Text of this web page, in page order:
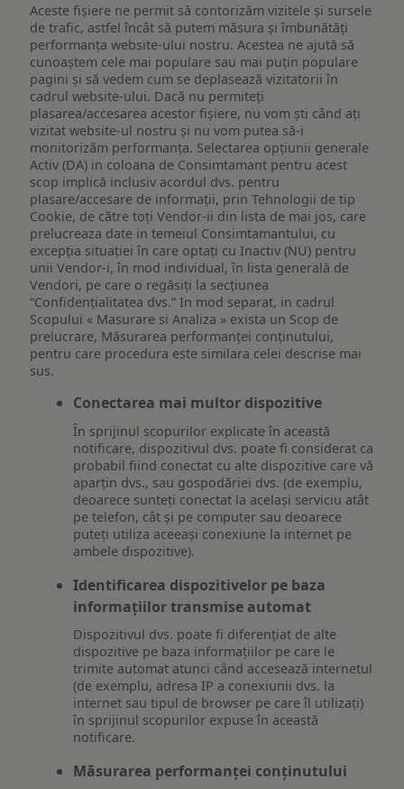
Aceste fișiere ne permit să contorizăm vizitele și sursele
de trafic, astfel încât să putem măsura și îmbunătăți
performanța website-ului nostru. Acestea ne ajută să
cunoaștem cele mai populare sau mai puțin populare
pagini și să vedem cum se deplasează vizitatorii în
cadrul website-ului. Dacă nu permiteți
plasarea/accesarea acestor fișiere, nu vom ști când ați
vizitat website-ul nostru și nu vom putea să-i
monitorizăm performanța. Selectarea opțiunii generale
Activ (DA) in coloana de Consimtamant pentru acest
scop implică inclusiv acordul dvs. pentru
plasare/accesare de informații, prin Tehnologii de tip
Cookie, de către toți Vendor-ii din lista de mai jos, care
prelucreaza date in temeiul Consimtamantului, cu
excepția situației în care optați cu Inactiv (NU) pentru
unii Vendor-i, în mod individual, în lista generală de
Vendori, pe care o regăsiți la secțiunea
“Confidențialitatea dvs.” In mod separat, in cadrul
Scopului « Masurare si Analiza » exista un Scop de
prelucrare, Măsurarea performanței conținutului,
pentru care procedura este similara celei descrise mai
sus.
Conectarea mai multor dispozitive
În sprijinul scopurilor explicate în această
notificare, dispozitivul dvs. poate fi considerat ca
probabil fiind conectat cu alte dispozitive care vă
aparțin dvs., sau gospodăriei dvs. (de exemplu,
deoarece sunteți conectat la același serviciu atât
pe telefon, cât și pe computer sau deoarece
puteți utiliza aceeași conexiune la internet pe
ambele dispozitive).
Identificarea dispozitivelor pe baza
informațiilor transmise automat
Dispozitivul dvs. poate fi diferențiat de alte
dispozitive pe baza informațiilor pe care le
trimite automat atunci când accesează internetul
(de exemplu, adresa IP a conexiunii dvs. la
internet sau tipul de browser pe care îl utilizați)
în sprijinul scopurilor expuse în această
notificare.
Măsurarea performanței conținutului